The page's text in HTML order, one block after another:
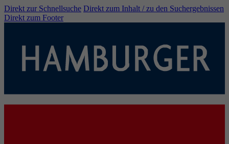
Direkt zur Schnellsuche Direkt zum Inhalt / zu den Suchergebnissen
Direkt zum Footer